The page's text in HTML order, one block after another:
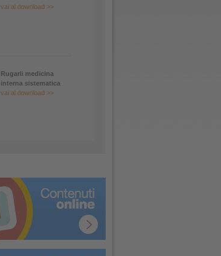
vai al download >>
Rugarli medicina
interna sistematica
vai al download >>